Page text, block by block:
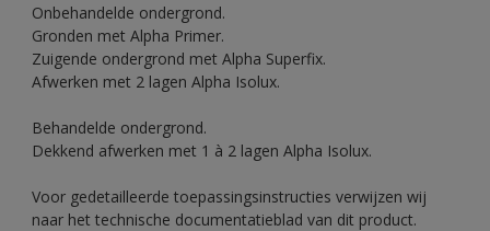
Onbehandelde ondergrond.
Gronden met Alpha Primer.
Zuigende ondergrond met Alpha Superfix.
Afwerken met 2 lagen Alpha Isolux.
Behandelde ondergrond.
Dekkend afwerken met 1 à 2 lagen Alpha Isolux.
Voor gedetailleerde toepassingsinstructies verwijzen wij
naar het technische documentatieblad van dit product.